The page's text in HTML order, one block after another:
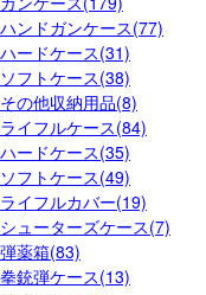
ハンドガンケース(77)
ハードケース(31)
ソフトケース(38)
その他収納用品(8)
ライフルケース(84)
ハードケース(35)
ソフトケース(49)
ライフルカバー(19)
シューターズケース(7)
弾薬箱(83)
拳銃弾ケース(13)